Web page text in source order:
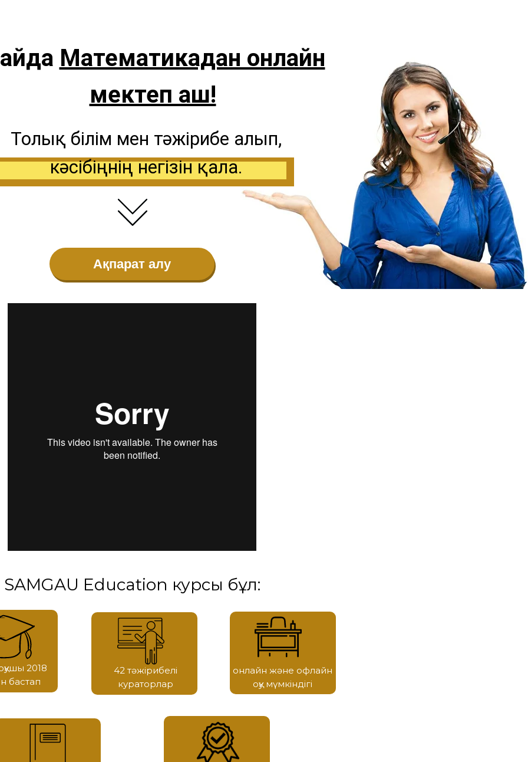
Математикадан онлайн
мектеп аш!
Толық білім мен тәжірибе алып,
кәсібіңнің негізін қала.
Ақпарат алу
2018
бастап
онлайн және офлайн
оқу мүмкіндігі
42 тәжірибелі
кураторлар
SAMGAU Education курсы бұл: